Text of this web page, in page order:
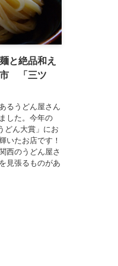
と絶品和え
「三ツ
るうどん屋さん
した。今年の
どん大賞」にお
いたお店です！
西のうどん屋さ
見張るものがあ